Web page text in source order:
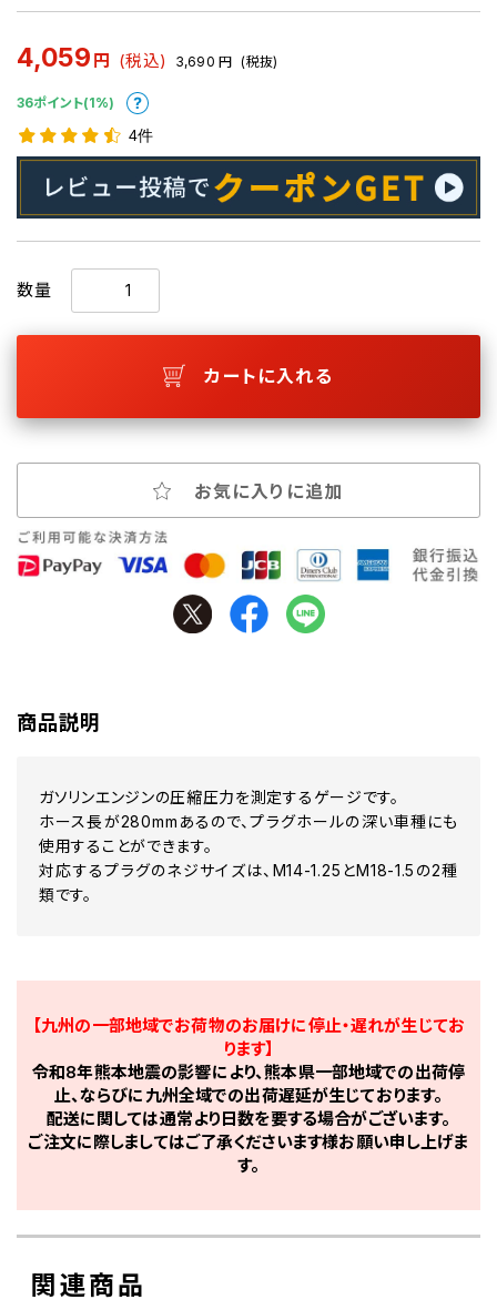
4,059 円 (税込) 3,690 円 (税抜)
36ポイント(1%)
4件
数量
カートに入れる
お気に入りに追加
商品説明
ガソリンエンジンの圧縮圧力を測定するゲージです。
ホース長が280mmあるので、プラグホールの深い車種にも
使用することができます。
対応するプラグのネジサイズは、M14-1.25とM18-1.5の2種
類です。
【九州の一部地域でお荷物のお届けに停止・遅れが生じてお
ります】
令和8年熊本地震の影響により、熊本県一部地域での出荷停
止、ならびに九州全域での出荷遅延が生じております。
配送に関しては通常より日数を要する場合がございます。
ご注文に際しましてはご了承くださいます様お願い申し上げま
す。
関連商品